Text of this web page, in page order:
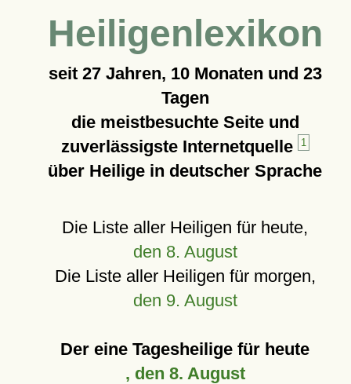
Heiligenlexikon
seit 27 Jahren, 10 Monaten und 23
Tagen
die meistbesuchte Seite und
zuverlässigste Internetquelle
1
über Heilige in deutscher Sprache
Die Liste aller Heiligen für heute,
den 8. August
Die Liste aller Heiligen für morgen,
den 9. August
Der eine Tagesheilige für heute
, den 8. August